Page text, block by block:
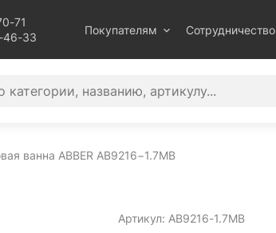
71
46-33
Покупателям Сотрудничество
ванна ABBER AB9216−1.7MB
Артикул: AB9216-1.7MB